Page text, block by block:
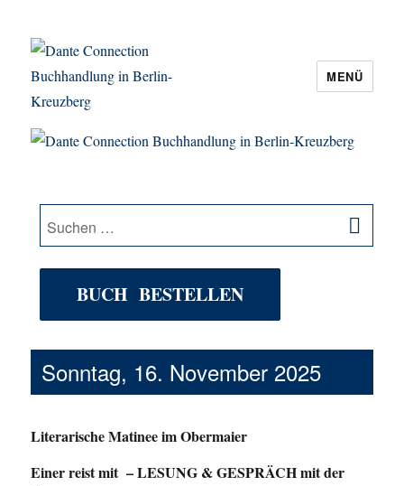
Dante Connection Buchhandlung in
MENÜ
Suche
nach:
BUCH BESTELLEN
Sonntag, 16. November 2025
Literarische Matinee im Obermaier
Einer reist mit – LESUNG & GESPRÄCH mit der